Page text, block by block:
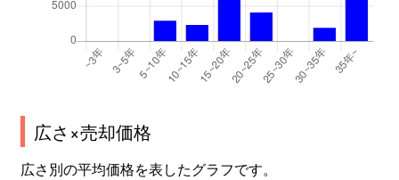
広さ×売却価格
広さ別の平均価格を表したグラフです。